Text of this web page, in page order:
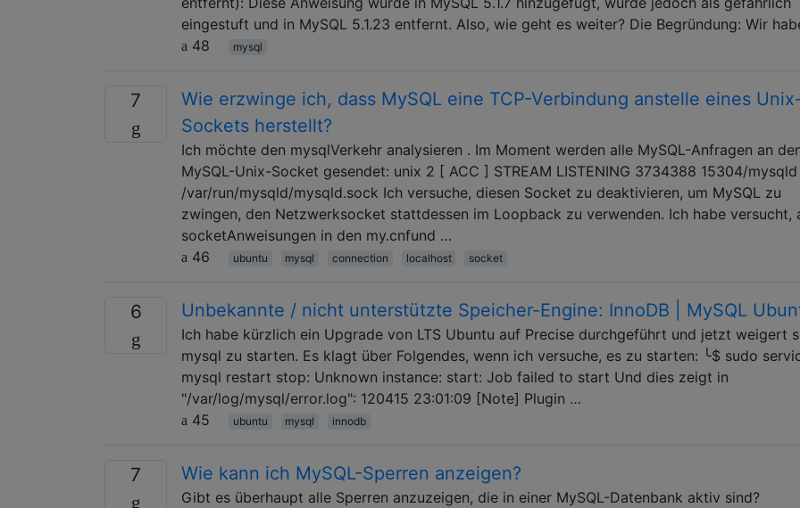
eingestuft und in MySQL 5.1.23 entfernt. Also, wie geht es weiter? Die Begründung: Wir
48
mysql
7
Wie erzwinge ich, dass MySQL eine TCP-Verbindung anstelle eines
Sockets herstellt?
Ich möchte den mysqlVerkehr analysieren . Im Moment werden alle MySQL-Anfragen an
MySQL-Unix-Socket gesendet: unix 2 [ ACC ] STREAM LISTENING 3734388 15304/mysqld
/var/run/mysqld/mysqld.sock Ich versuche, diesen Socket zu deaktivieren, um MySQL zu
zwingen, den Netzwerksocket stattdessen im Loopback zu verwenden. Ich habe versucht,
socketAnweisungen in den my.cnfund …
46
ubuntu mysql connection localhost socket
6 Unbekannte / nicht unterstützte Speicher-Engine: InnoDB | MySQL
Ich habe kürzlich ein Upgrade von LTS Ubuntu auf Precise durchgeführt und jetzt weigert
mysql zu starten. Es klagt über Folgendes, wenn ich versuche, es zu starten: ╰$ sudo
mysql restart stop: Unknown instance: start: Job failed to start Und dies zeigt in
"/var/log/mysql/error.log": 120415 23:01:09 [Note] Plugin …
45
ubuntu mysql innodb
7 Wie kann ich MySQL-Sperren anzeigen?
Gibt es überhaupt alle Sperren anzuzeigen, die in einer MySQL-Datenbank aktiv sind?